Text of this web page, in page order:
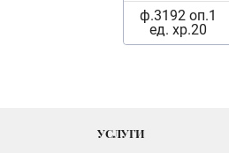
ф.3192 оп.1
ед. хр.20
УСЛУГИ